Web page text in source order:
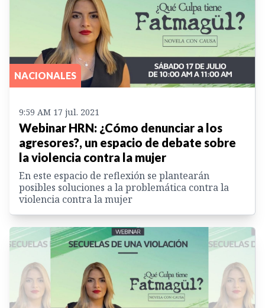
NACIONALES
9:59 AM 17 jul. 2021
Webinar HRN: ¿Cómo denunciar a los
agresores?, un espacio de debate sobre
la violencia contra la mujer
En este espacio de reflexión se plantearán
posibles soluciones a la problemática contra la
violencia contra la mujer